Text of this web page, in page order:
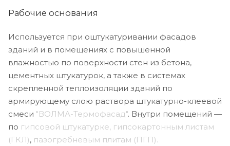
Рабочие основания
Используется при оштукатуривании фасадов
зданий и в помещениях с повышенной
влажностью по поверхности стен из бетона,
цементных штукатурок, а также в системах
скрепленной теплоизоляции зданий по
армирующему слою раствора штукатурно-клеевой
смеси "ВОЛМА-Термофасад". Внутри помещений —
по гипсовой штукатурке, гипсокартонным листам
(ГКЛ), пазогребневым плитам (ПГП).